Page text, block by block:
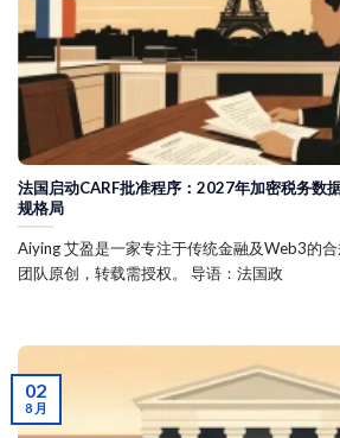
法国启动CARF批准程序：2027年加密税务数
规格局
Aiying 艾盈是一家专注于传统金融及Web3的
团队原创，转载需授权。 导语：法国政
02
8 月